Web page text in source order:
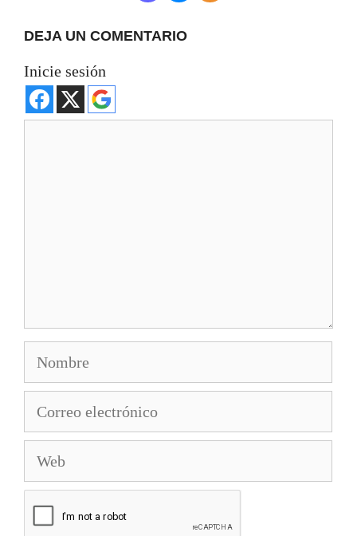
DEJA UN COMENTARIO
Inicie sesión
electrónico